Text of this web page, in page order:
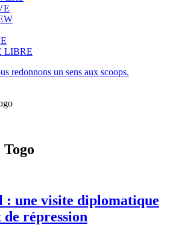
LIBRE
: une visite diplomatique
répression